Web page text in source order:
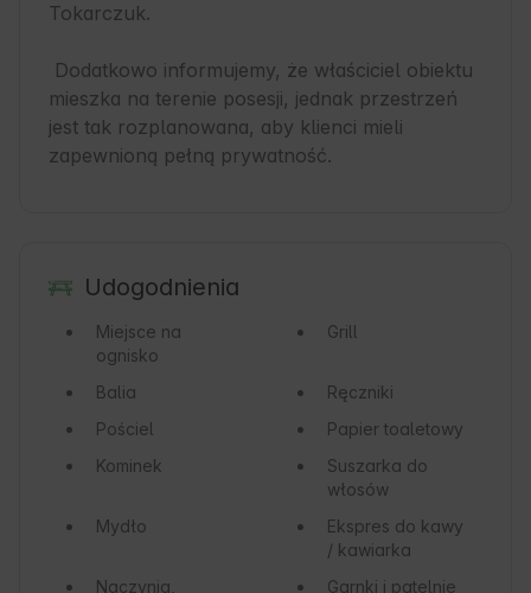
Tokarczuk.
mieszka na terenie posesji, jednak przestrzeń
jest tak rozplanowana, aby klienci mieli
zapewnioną pełną prywatność.
Udogodnienia
Miejsce na
ognisko
Grill
Balia
Ręczniki
Pościel
Papier toaletowy
Kominek
Suszarka do
włosów
Mydło
Ekspres do kawy
/ kawiarka
Naczynia,
Garnki i patelnie